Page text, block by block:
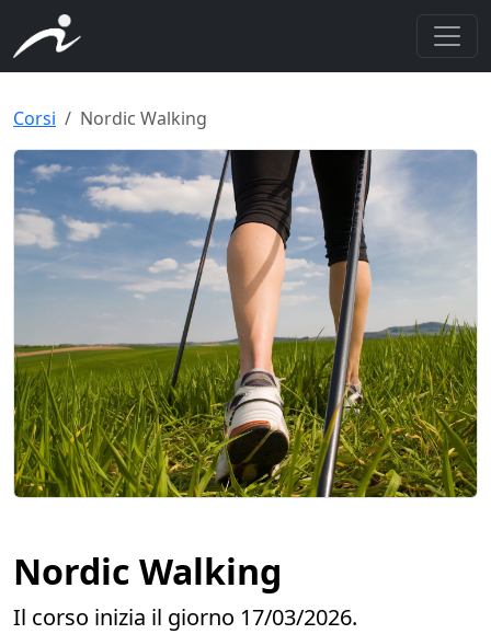
Corsi Nordic Walking
Nordic Walking
Il corso inizia il giorno 17/03/2026.